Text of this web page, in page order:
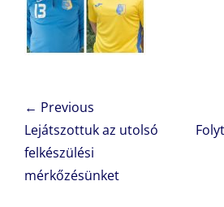
Bejegyzés
navigáció
← Previous
Previous
post:
Lejátszottuk az utolsó
felkészülési
mérkőzésünket
Next